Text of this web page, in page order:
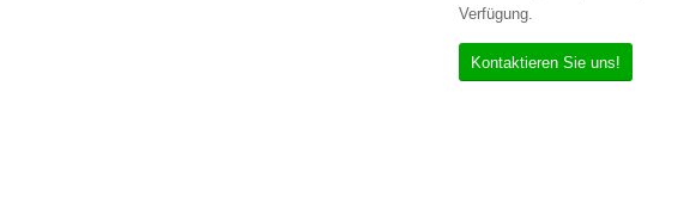
Verfügung.
Kontaktieren Sie uns!